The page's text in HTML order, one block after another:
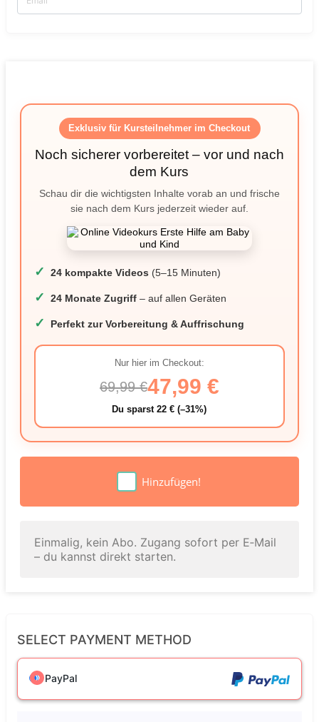
Exklusiv für Kursteilnehmer im Checkout
Noch sicherer vorbereitet – vor und nach
dem Kurs
Schau dir die wichtigsten Inhalte vorab an und frische
sie nach dem Kurs jederzeit wieder auf.
✓ 24 kompakte Videos (5–15 Minuten)
✓ 24 Monate Zugriff – auf allen Geräten
✓ Perfekt zur Vorbereitung & Auffrischung
Nur hier im Checkout:
69,99 €47,99 €
Du sparst 22 € (–31%)
Hinzufügen!
Einmalig, kein Abo. Zugang sofort per E‑Mail
– du kannst direkt starten.
SELECT PAYMENT METHOD
PayPal